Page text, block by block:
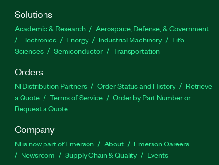
Solutions
Academic & Research
Aerospace, Defense, & Government
Electronics
Energy Industrial Machinery
Life
Sciences
Semiconductor Transportation
Orders
NI Distribution Partners Order Status and History
Retrieve
a Quote
Terms of Service
Order by Part Number or
Request a Quote
Company
NI is now part of Emerson About
Emerson Careers
Newsroom
Supply Chain & Quality Events